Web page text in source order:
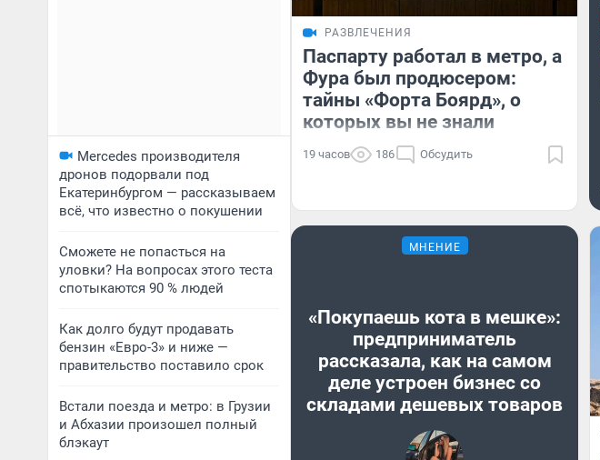
Mercedes производителя
дронов подорвали под
Екатеринбургом — рассказываем
всё, что известно о покушении
Сможете не попасться на
уловки? На вопросах этого теста
спотыкаются 90 % людей
Как долго будут продавать
бензин «Евро-3» и ниже —
правительство поставило срок
Встали поезда и метро: в Грузии
и Абхазии произошел полный
блэкаут
РАЗВЛЕЧЕНИЯ
Паспарту работал в метро, а
Фура был продюсером:
тайны «Форта Боярд», о
которых вы не знали
19 часов 186 Обсудить
МНЕНИЕ
«Покупаешь кота в мешке»:
предприниматель
рассказала, как на самом
деле устроен бизнес со
складами дешевых товаров